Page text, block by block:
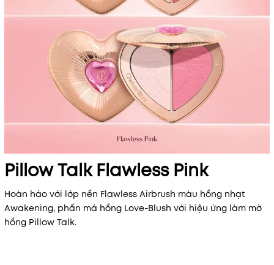
Pillow Talk Flawless Pink
Hoàn hảo với lớp nền Flawless Airbrush màu hồng nhạt
Awakening, phấn má hồng Love-Blush với hiệu ứng làm mờ
hồng Pillow Talk.